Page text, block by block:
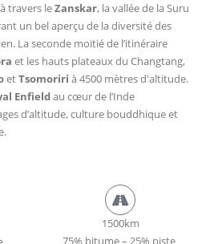
travers leZanskar, la vallée de la Suru
un bel aperçu de la diversité des
La seconde moitié de l’itinéraire
et les hauts plateaux du Changtang,
etTsomoriri à 4500 mètres d'altitude.
Enfieldau cœur de l’Inde
d’altitude, culture bouddhique et
1500km
75% bitume – 25% piste